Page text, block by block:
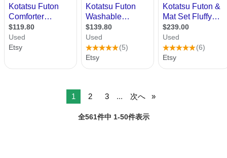
1 2 3 ... 次へ
全561件中 1-50件表示